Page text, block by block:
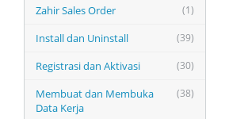
(1)
Zahir Sales Order
(39)
Install dan Uninstall
(30)
Registrasi dan Aktivasi
(38)
Membuat dan Membuka
Data Kerja